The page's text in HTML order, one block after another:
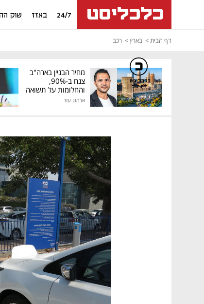
24/7 באזז שוק
דף הבית בארץ רכב
מחיר הבניין בארה"ב
צנח ב-90%,
והחלומות על תשואה
גבוהה התנפצו
אלמוג עזר
כלכליסט
דיגיטל